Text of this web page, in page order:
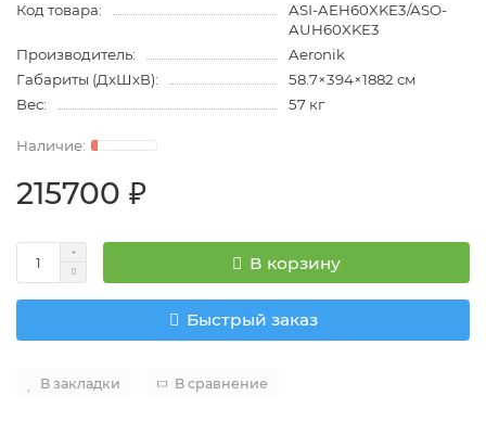
Код товара:
ASI-AEH60XKE3/ASO-
AUH60XKE3
Производитель:
Aeronik
Габариты (ДхШхВ):
58.7×394×1882 см
Вес:
57 кг
215700 ₽
В корзину
Быстрый заказ
В закладки В сравнение